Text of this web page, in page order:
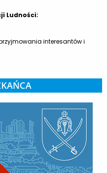
Ludności:
interesantów i